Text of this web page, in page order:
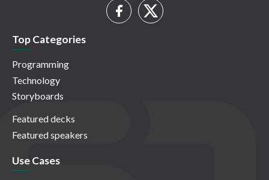
Top Categories
Programming
Technology
Storyboards
Featured decks
Featured speakers
Use Cases